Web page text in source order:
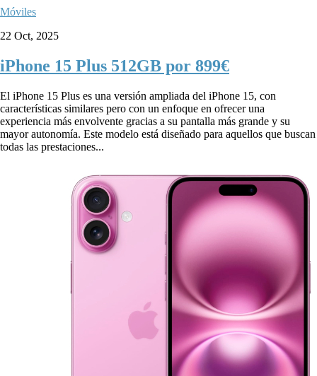
Móviles
22 Oct, 2025
iPhone 15 Plus 512GB por 899€
El iPhone 15 Plus es una versión ampliada del iPhone 15, con
características similares pero con un enfoque en ofrecer una
experiencia más envolvente gracias a su pantalla más grande y su
mayor autonomía. Este modelo está diseñado para aquellos que buscan
todas las prestaciones...